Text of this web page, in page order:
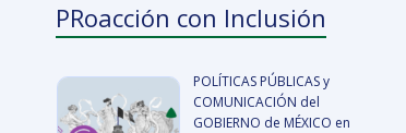
PRoacción con Inclusión
POLÍTICAS PÚBLICAS y
COMUNICACIÓN del
GOBIERNO de MÉXICO en